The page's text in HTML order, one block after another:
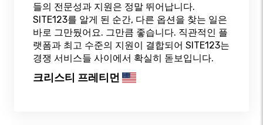
들의 전문성과 지원은 정말 뛰어납니다.
SITE123를 알게 된 순간, 다른 옵션을 찾는 일은
바로 그만뒀어요. 그만큼 좋습니다. 직관적인 플
랫폼과 최고 수준의 지원이 결합되어 SITE123는
경쟁 서비스들 사이에서 확실히 돋보입니다.
크리스티 프레티먼